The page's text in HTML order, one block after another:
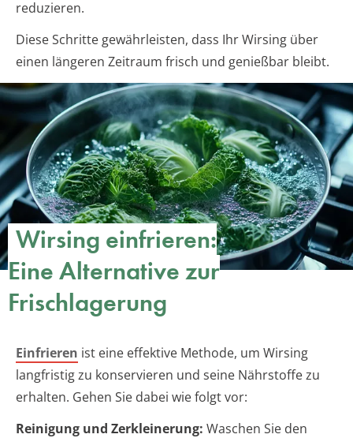
reduzieren.
Diese Schritte gewährleisten, dass Ihr Wirsing über
einen längeren Zeitraum frisch und genießbar bleibt.
Wirsing einfrieren:
Eine Alternative zur
Frischlagerung
Einfrieren ist eine effektive Methode, um Wirsing
langfristig zu konservieren und seine Nährstoffe zu
erhalten. Gehen Sie dabei wie folgt vor:
Reinigung und Zerkleinerung: Waschen Sie den